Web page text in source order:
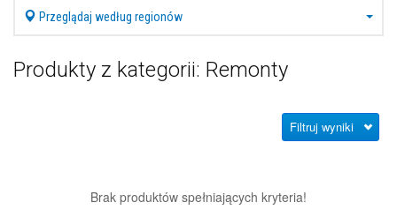
Przeglądaj według regionów
Produkty z kategorii: Remonty
Filtruj wyniki
Brak produktów spełniających kryteria!